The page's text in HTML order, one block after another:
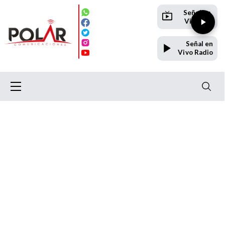
Señal en
Vivo TV
Señal en
Vivo Radio